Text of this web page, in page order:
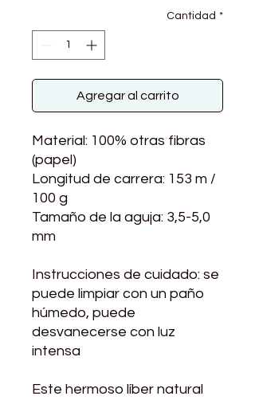
Cantidad *
Agregar al carrito
Material: 100% otras fibras
(papel)
Longitud de carrera: 153 m /
100 g
Tamaño de la aguja: 3,5-5,0
mm
Instrucciones de cuidado: se
puede limpiar con un paño
húmedo, puede
desvanecerse con luz
intensa
Este hermoso líber natural